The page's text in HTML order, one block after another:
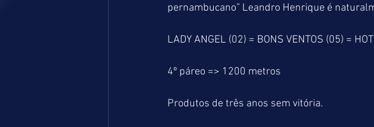
pernambucano” Leandro Henrique é
LADY ANGEL (02) = BONS VENTOS (05) =
4º páreo => 1200 metros
Produtos de três anos sem vitória.